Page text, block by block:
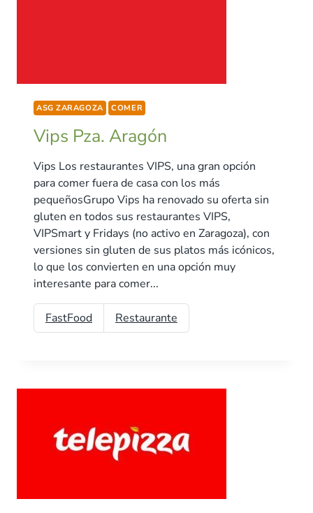
ASG ZARAGOZA COMER
Vips Pza. Aragón
Vips Los restaurantes VIPS, una gran opción
para comer fuera de casa con los más
pequeñosGrupo Vips ha renovado su oferta sin
gluten en todos sus restaurantes VIPS,
VIPSmart y Fridays (no activo en Zaragoza), con
versiones sin gluten de sus platos más icónicos,
lo que los convierten en una opción muy
interesante para comer...
FastFood Restaurante